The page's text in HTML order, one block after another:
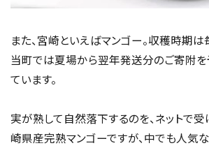
また、宮崎といえばマンゴー。収穫時期は
当町では夏場から翌年発送分のご寄附
ています。
実が熟して自然落下するのを、ネットで
崎県産完熟マンゴーですが、中でも人気な